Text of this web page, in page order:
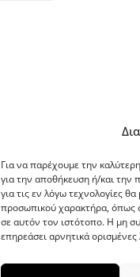
Για να παρέχουμε την
για την αποθήκευση ή/και
για τις εν λόγω τεχνολογίες
προσωπικού χαρακτήρα, όπως
σε αυτόν τον ιστότοπο. Η μη
επηρεάσει αρνητικά ορισμένες